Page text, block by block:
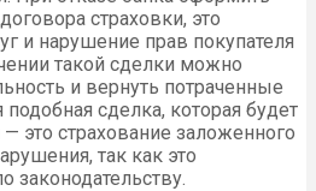
страховки, это
и нарушение прав покупателя
такой сделки можно
и вернуть потраченные
сделка, которая будет
это страхование заложенного
так как это
законодательству.